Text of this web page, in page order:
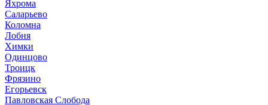
Яхрома
Саларьево
Коломна
Лобня
Химки
Одинцово
Троицк
Фрязино
Егорьевск
Павловская Слобода